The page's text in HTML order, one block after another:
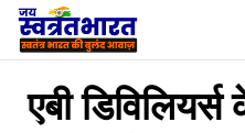
एबी